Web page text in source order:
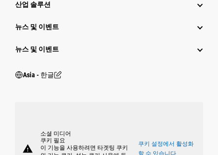
산업 솔루션
뉴스 및 이벤트
뉴스 및 이벤트
Asia - 한글
warning
소셜 미디어
쿠키 필요
이 기능을 사용하려면 타겟팅 쿠키
쿠키 설정에서 활성화
할 수 있습니다